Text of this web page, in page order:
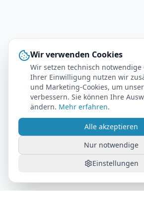
Wir verwenden Cookies
Wir setzen technisch notwendige
Ihrer Einwilligung nutzen wir
und Marketing-Cookies, um
verbessern. Sie können Ihre
ändern. Mehr erfahren.
Einstellungen
Nur notwendige
Alle akzeptieren